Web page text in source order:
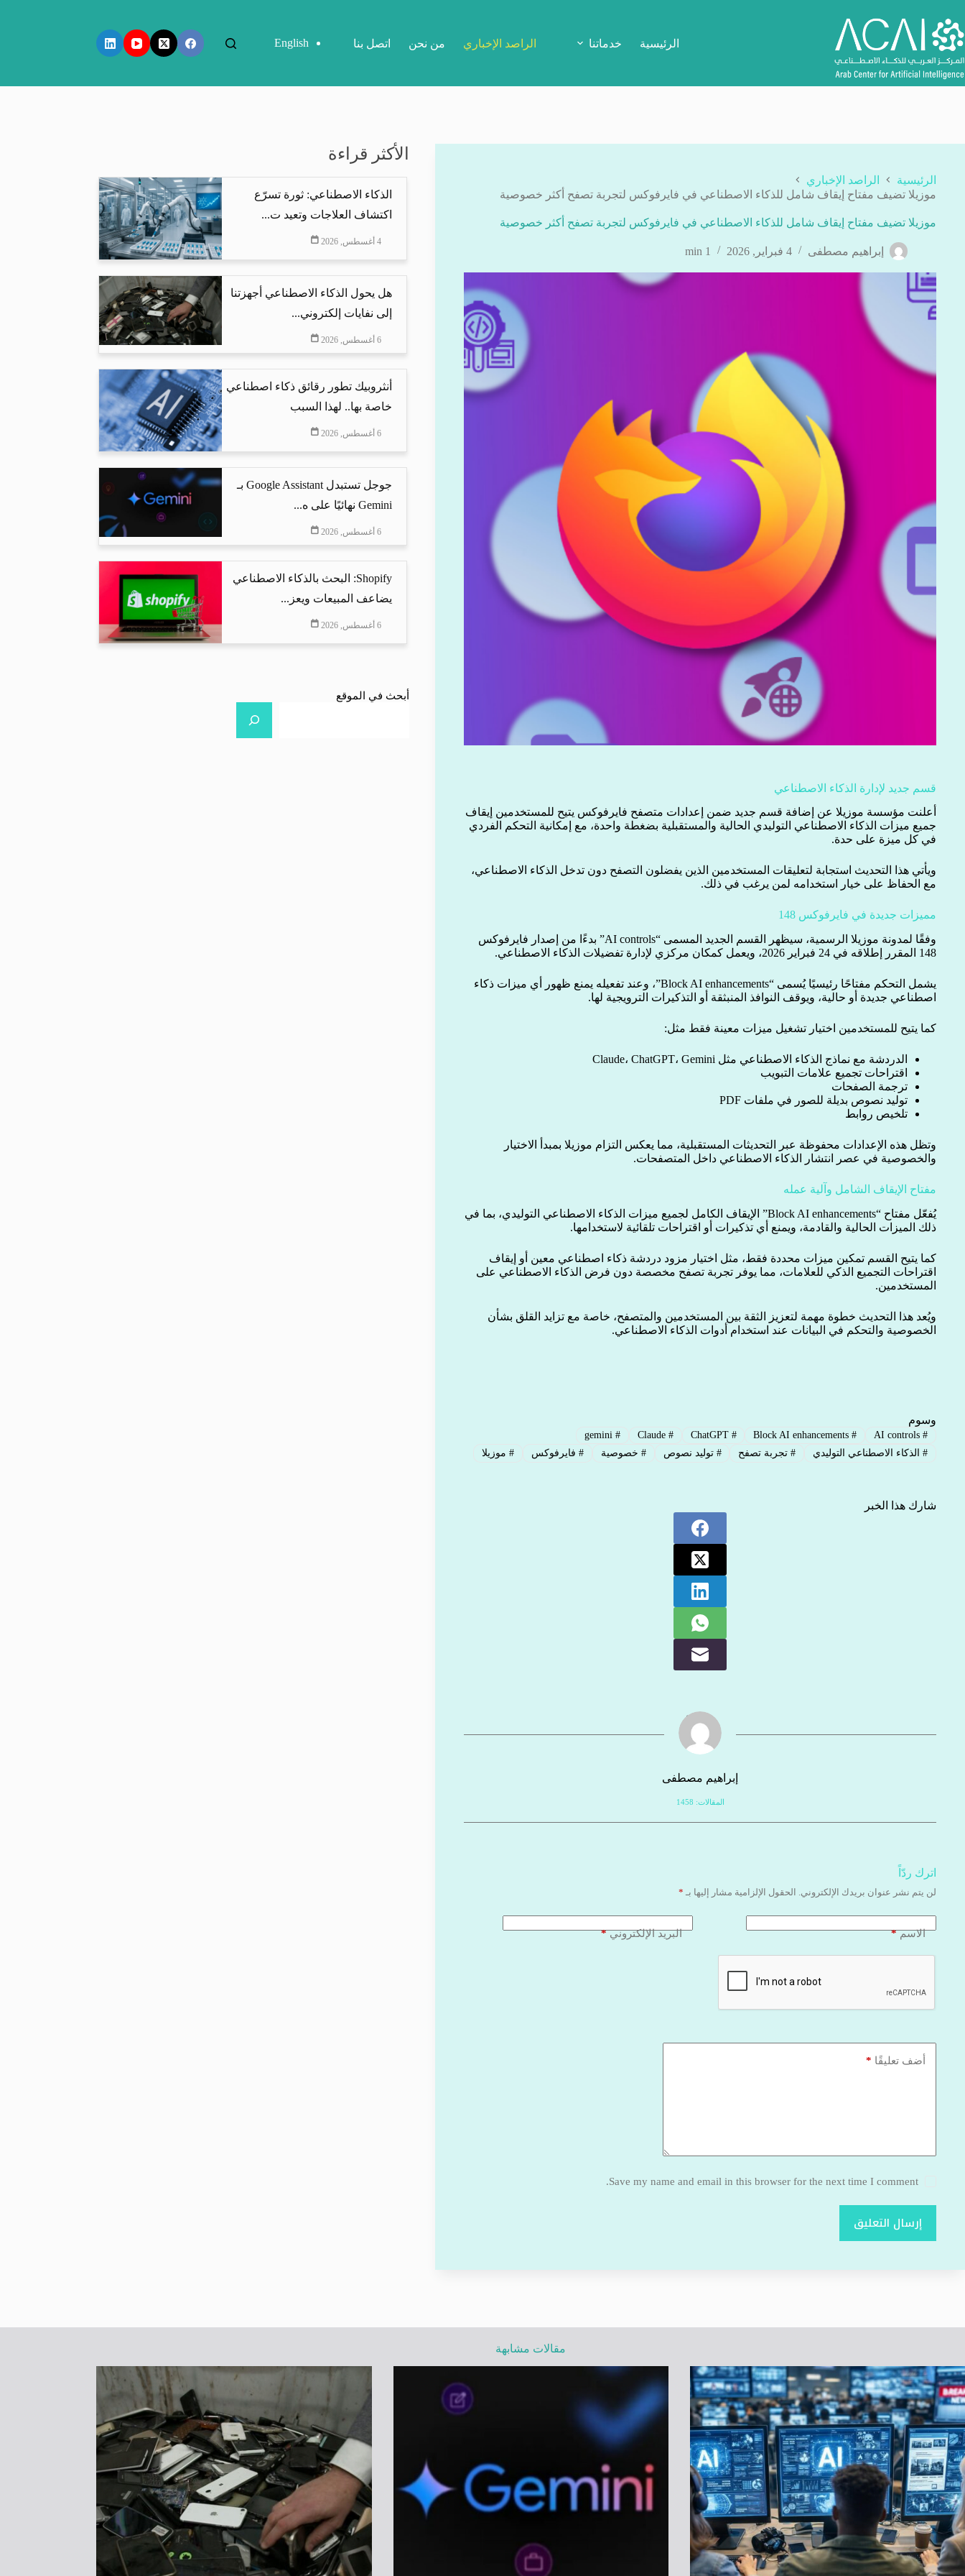
إلى
المحتوى
الرئيسية خدماتنا الراصد الإخباري من نحن اتصل بنا English
الرئيسية
الراصد الإخباري
موزيلا تضيف مفتاح إيقاف شامل للذكاء الاصطناعي في فايرفوكس لتجربة تصفح أكثر خصوصية
موزيلا تضيف مفتاح إيقاف شامل للذكاء الاصطناعي في فايرفوكس لتجربة تصفح أكثر خصوصية
إبراهيم مصطفى 4 فبراير, 2026 1 min
قسم جديد لإدارة الذكاء الاصطناعي
أعلنت مؤسسة موزيلا عن إضافة قسم جديد ضمن إعدادات متصفح فايرفوكس يتيح للمستخدمين إيقاف
جميع ميزات الذكاء الاصطناعي التوليدي الحالية والمستقبلية بضغطة واحدة، مع إمكانية التحكم الفردي
في كل ميزة على حدة.
ويأتي هذا التحديث استجابة لتعليقات المستخدمين الذين يفضلون التصفح دون تدخل الذكاء الاصطناعي،
مع الحفاظ على خيار استخدامه لمن يرغب في ذلك.
مميزات جديدة في فايرفوكس 148
وفقًا لمدونة موزيلا الرسمية، سيظهر القسم الجديد المسمى “AI controls” بدءًا من إصدار فايرفوكس
148 المقرر إطلاقه في 24 فبراير 2026، ويعمل كمكان مركزي لإدارة تفضيلات الذكاء الاصطناعي.
يشمل التحكم مفتاحًا رئيسيًا يُسمى “Block AI enhancements”، وعند تفعيله يمنع ظهور أي ميزات ذكاء
اصطناعي جديدة أو حالية، ويوقف النوافذ المنبثقة أو التذكيرات الترويجية لها.
كما يتيح للمستخدمين اختيار تشغيل ميزات معينة فقط مثل:
الدردشة مع نماذج الذكاء الاصطناعي مثل Claude، ChatGPT، Gemini
اقتراحات تجميع علامات التبويب
ترجمة الصفحات
توليد نصوص بديلة للصور في ملفات PDF
تلخيص روابط
وتظل هذه الإعدادات محفوظة عبر التحديثات المستقبلية، مما يعكس التزام موزيلا بمبدأ الاختيار
والخصوصية في عصر انتشار الذكاء الاصطناعي داخل المتصفحات.
مفتاح الإيقاف الشامل وآلية عمله
يُفعّل مفتاح “Block AI enhancements” الإيقاف الكامل لجميع ميزات الذكاء الاصطناعي التوليدي، بما في
ذلك الميزات الحالية والقادمة، ويمنع أي تذكيرات أو اقتراحات تلقائية لاستخدامها.
كما يتيح القسم تمكين ميزات محددة فقط، مثل اختيار مزود دردشة ذكاء اصطناعي معين أو إيقاف
اقتراحات التجميع الذكي للعلامات، مما يوفر تجربة تصفح مخصصة دون فرض الذكاء الاصطناعي على
المستخدمين.
ويُعد هذا التحديث خطوة مهمة لتعزيز الثقة بين المستخدمين والمتصفح، خاصة مع تزايد القلق بشأن
الخصوصية والتحكم في البيانات عند استخدام أدوات الذكاء الاصطناعي.
وسوم
#
AI controls
#
Block AI enhancements
#
ChatGPT
#
Claude
#
gemini
#الذكاء الاصطناعي التوليدي #تجربة تصفح # توليد نصوص # خصوصية # فايرفوكس #موزيلا
شارك هذا الخبر
إبراهيم مصطفى
المقالات: 1458
اترك ردّاً
لن يتم نشر عنوان بريدك الإلكتروني. الحقول الإلزامية مشار إليها بـ *
الاسم* البريد الإلكتروني*
أضف تعليقًا *
Save my name and email in this browser for the next time I comment.
إرسال التعليق
الأكثر قراءة
الذكاء الاصطناعي: ثورة تسرّع
اكتشاف العلاجات وتعيد ت...
4 أغسطس, 2026
هل يحول الذكاء الاصطناعي أجهزتنا
إلى نفايات إلكتروني...
6 أغسطس, 2026
أنثروبيك تطور رقائق ذكاء اصطناعي
خاصة بها.. لهذا السبب
6 أغسطس, 2026
جوجل تستبدل Google Assistant بـ
Gemini نهائيًا على ه...
6 أغسطس, 2026
Shopify: البحث بالذكاء الاصطناعي
يضاعف المبيعات ويعز...
6 أغسطس, 2026
أبحث في الموقع
مقالات مشابهة